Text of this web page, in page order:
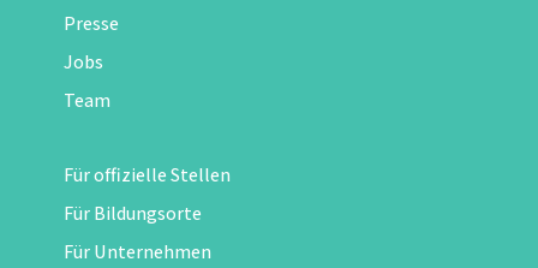
Presse
Jobs
Team
Für offizielle Stellen
Für Bildungsorte
Für Unternehmen